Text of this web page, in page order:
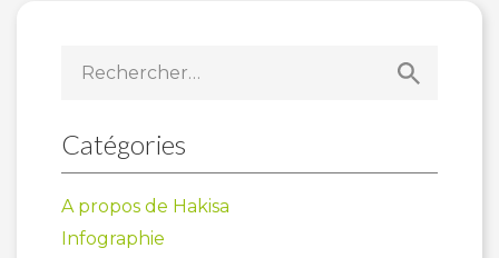
Catégories
A propos de Hakisa
Infographie